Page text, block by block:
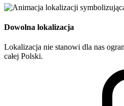
Dowolna lokalizacja
Lokalizacja nie stanowi dla nas
całej Polski.